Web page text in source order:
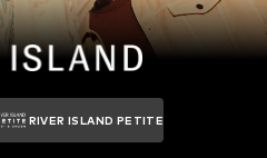
RIVER ISLAND PETITE